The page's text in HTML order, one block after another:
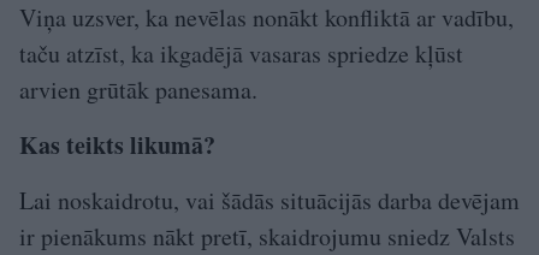
Viņa uzsver, ka nevēlas nonākt konfliktā ar vadību,
taču atzīst, ka ikgadējā vasaras spriedze kļūst
arvien grūtāk panesama.
Kas teikts likumā?
Lai noskaidrotu, vai šādās situācijās darba devējam
ir pienākums nākt pretī, skaidrojumu sniedz Valsts